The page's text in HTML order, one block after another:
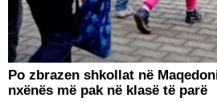
Po zbrazen shkollat në
nxënës më pak në klasë të parë